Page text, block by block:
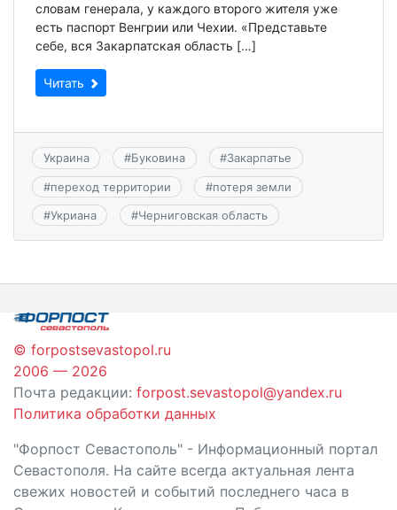
словам генерала, у каждого второго жителя уже
есть паспорт Венгрии или Чехии. «Представьте
себе, вся Закарпатская область […]
Читать
Украина #Буковина #Закарпатье
#переход территории #потеря земли
#Укриана #Черниговская область
© forpostsevastopol.ru
2006 — 2026
Почта редакции: forpost.sevastopol@yandex.ru
Политика обработки данных
"Форпост Севастополь" - Информационный портал
Севастополя. На сайте всегда актуальная лента
свежих новостей и событий последнего часа в